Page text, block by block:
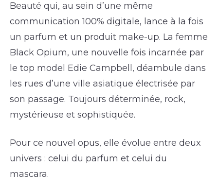
Beauté qui, au sein d’une même
communication 100% digitale, lance à la fois
un parfum et un produit make-up. La femme
Black Opium, une nouvelle fois incarnée par
le top model Edie Campbell, déambule dans
les rues d’une ville asiatique électrisée par
son passage. Toujours déterminée, rock,
mystérieuse et sophistiquée.
Pour ce nouvel opus, elle évolue entre deux
univers : celui du parfum et celui du
mascara.